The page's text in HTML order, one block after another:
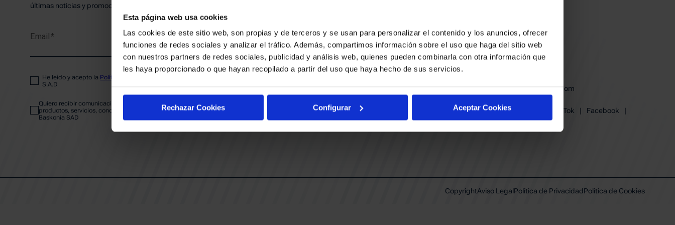
Esta página web usa cookies
Las cookies de este sitio web, son propias y de terceros y se usan para personalizar el contenido y los anuncios, ofrecer
funciones de redes sociales y analizar el tráfico. Además, compartimos información sobre el uso que haga del sitio web
con nuestros partners de redes sociales, publicidad y análisis web, quienes pueden combinarla con otra información que
les haya proporcionado o que hayan recopilado a partir del uso que haya hecho de sus servicios.
Rechazar Cookies Configurar Aceptar Cookies
PLANTILLA
ENTRADAS
ABONADOS
CALENDARIO
CLUB
últimas noticias y promociones del club.
Email
He leído y acepto la Política de privacidad
S.A.D
Quiero recibir comunicaciones electrónicas sobre las actividades,
productos, servicios, concursos, ofertas y/o promociones del SASKI
Baskonia SAD
BAKH
FUNDACIÓN BASKONIA-ALAVÉS
01013 Vitoria-Gasteiz
baskonia@baskonia.com
Instagram
TikTok | Facebook
|
Youtube
| Linkedin
CopyrightAviso LegalPolítica de PrivacidadPolítica de Cookies